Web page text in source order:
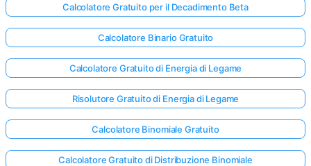
Calcolatore Gratuito per il Decadimento Beta
Calcolatore Binario Gratuito
Calcolatore Gratuito di Energia di Legame
Risolutore Gratuito di Energia di Legame
Calcolatore Binomiale Gratuito
Calcolatore Gratuito di Distribuzione Binomiale